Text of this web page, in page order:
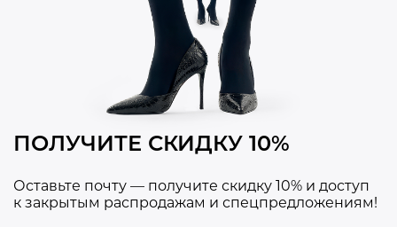
ПОЛУЧИТЕ СКИДКУ 10%
Оставьте почту — получите скидку 10% и доступ
к закрытым распродажам и спецпредложениям!